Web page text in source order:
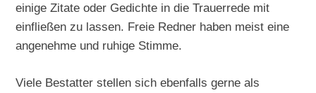
einige Zitate oder Gedichte in die Trauerrede mit
einfließen zu lassen. Freie Redner haben meist eine
angenehme und ruhige Stimme.
Viele Bestatter stellen sich ebenfalls gerne als